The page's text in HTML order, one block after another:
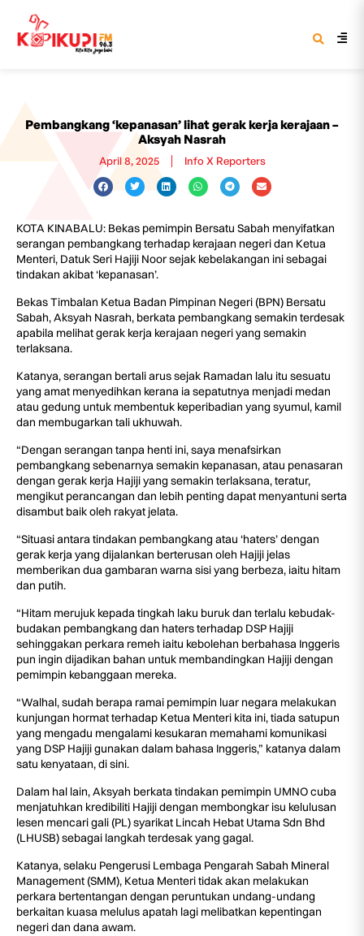
Pembangkang ‘kepanasan’ lihat gerak kerja kerajaan –
Aksyah Nasrah
April 8, 2025 Info X Reporters
KOTA KINABALU: Bekas pemimpin Bersatu Sabah menyifatkan
serangan pembangkang terhadap kerajaan negeri dan Ketua
Menteri, Datuk Seri Hajiji Noor sejak kebelakangan ini sebagai
tindakan akibat ‘kepanasan’.
Bekas Timbalan Ketua Badan Pimpinan Negeri (BPN) Bersatu
Sabah, Aksyah Nasrah, berkata pembangkang semakin terdesak
apabila melihat gerak kerja kerajaan negeri yang semakin
terlaksana.
Katanya, serangan bertali arus sejak Ramadan lalu itu sesuatu
yang amat menyedihkan kerana ia sepatutnya menjadi medan
atau gedung untuk membentuk keperibadian yang syumul, kamil
dan membugarkan tali ukhuwah.
“Dengan serangan tanpa henti ini, saya menafsirkan
pembangkang sebenarnya semakin kepanasan, atau penasaran
dengan gerak kerja Hajiji yang semakin terlaksana, teratur,
mengikut perancangan dan lebih penting dapat menyantuni serta
disambut baik oleh rakyat jelata.
“Situasi antara tindakan pembangkang atau ‘haters’ dengan
gerak kerja yang dijalankan berterusan oleh Hajiji jelas
memberikan dua gambaran warna sisi yang berbeza, iaitu hitam
dan putih.
“Hitam merujuk kepada tingkah laku buruk dan terlalu kebudak-
budakan pembangkang dan haters terhadap DSP Hajiji
sehinggakan perkara remeh iaitu kebolehan berbahasa Inggeris
pun ingin dijadikan bahan untuk membandingkan Hajiji dengan
pemimpin kebanggaan mereka.
“Walhal, sudah berapa ramai pemimpin luar negara melakukan
kunjungan hormat terhadap Ketua Menteri kita ini, tiada satupun
yang mengadu mengalami kesukaran memahami komunikasi
yang DSP Hajiji gunakan dalam bahasa Inggeris,” katanya dalam
satu kenyataan, di sini.
Dalam hal lain, Aksyah berkata tindakan pemimpin UMNO cuba
menjatuhkan kredibiliti Hajiji dengan membongkar isu kelulusan
lesen mencari gali (PL) syarikat Lincah Hebat Utama Sdn Bhd
(LHUSB) sebagai langkah terdesak yang gagal.
Katanya, selaku Pengerusi Lembaga Pengarah Sabah Mineral
Management (SMM), Ketua Menteri tidak akan melakukan
perkara bertentangan dengan peruntukan undang-undang
berkaitan kuasa melulus apatah lagi melibatkan kepentingan
negeri dan dana awam.